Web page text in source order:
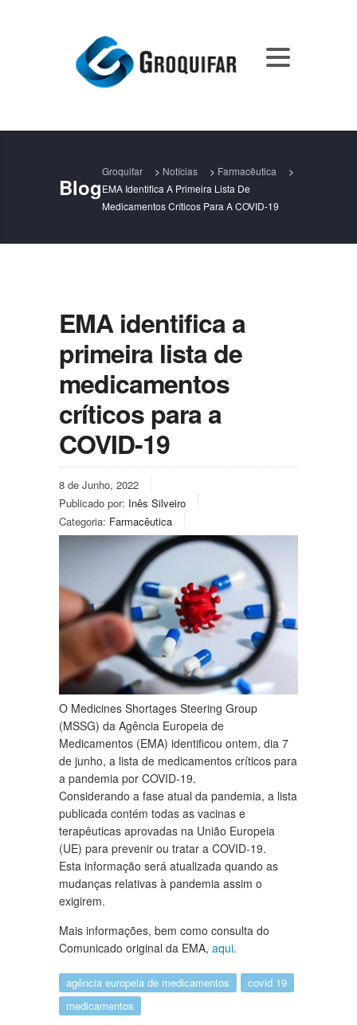
Blog
Groquifar > Notícias > Farmacêutica
>
EMA Identifica A Primeira Lista De
Medicamentos Críticos Para A COVID-19
EMA identifica a
primeira lista de
medicamentos
críticos para a
COVID-19
8 de Junho, 2022
Publicado por: Inês Silveiro
Categoria: Farmacêutica
O Medicines Shortages Steering Group
(MSSG) da Agência Europeia de
Medicamentos (EMA) identificou ontem, dia 7
de junho, a lista de medicamentos críticos para
a pandemia por COVID-19.
Considerando a fase atual da pandemia, a lista
publicada contém todas as vacinas e
terapêuticas aprovadas na União Europeia
(UE) para prevenir ou tratar a COVID-19.
Esta informação será atualizada quando as
mudanças relativas à pandemia assim o
exigirem.
Mais informações, bem como consulta do
Comunicado original da EMA, aqui.
agência europeia de medicamentos
covid 19
medicamentos